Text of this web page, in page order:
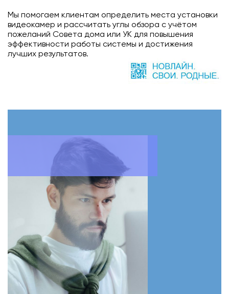
Мы помогаем клиентам определить места установки
видеокамер и рассчитать углы обзора с учётом
пожеланий Совета дома или УК для повышения
эффективности работы системы и достижения
лучших результатов.